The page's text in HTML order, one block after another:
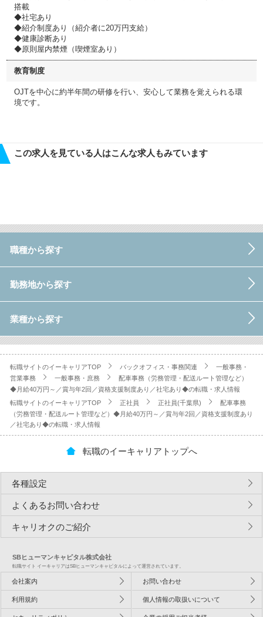
搭載
◆社宅あり
◆紹介制度あり（紹介者に20万円支給）
◆健康診断あり
◆原則屋内禁煙（喫煙室あり）
教育制度
OJTを中心に約半年間の研修を行い、安心して業務を覚えられる環
境です。
この求人を見ている人はこんな求人もみています
職種から探す
勤務地から探す
業種から探す
転職サイトのイーキャリアTOP バックオフィス・事務関連
一般事務・
営業事務
一般事務・庶務
配車事務（労務管理・配送ルート管理など）
◆月給40万円～／賞与年2回／資格支援制度あり／社宅あり◆の転職・求人情報
転職サイトのイーキャリアTOP
正社員 正社員(千葉県)
配車事務
（労務管理・配送ルート管理など）◆月給40万円～／賞与年2回／資格支援制度あり
／社宅あり◆の転職・求人情報
転職のイーキャリアトップへ
各種設定
よくあるお問い合わせ
キャリオクのご紹介
SBヒューマンキャピタル株式会社
転職サイト イーキャリアはSBヒューマンキャピタルによって運営されています。
会社案内 お問い合わせ
利用規約 個人情報の取扱いについて